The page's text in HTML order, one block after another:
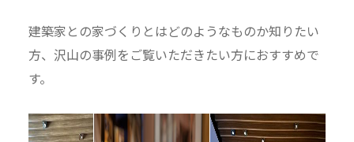
建築家との家づくりとはどのようなものか知りたい
方、沢山の事例をご覧いただきたい方におすすめで
す。